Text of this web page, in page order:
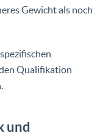
Gewicht als noch
Qualifikation
und